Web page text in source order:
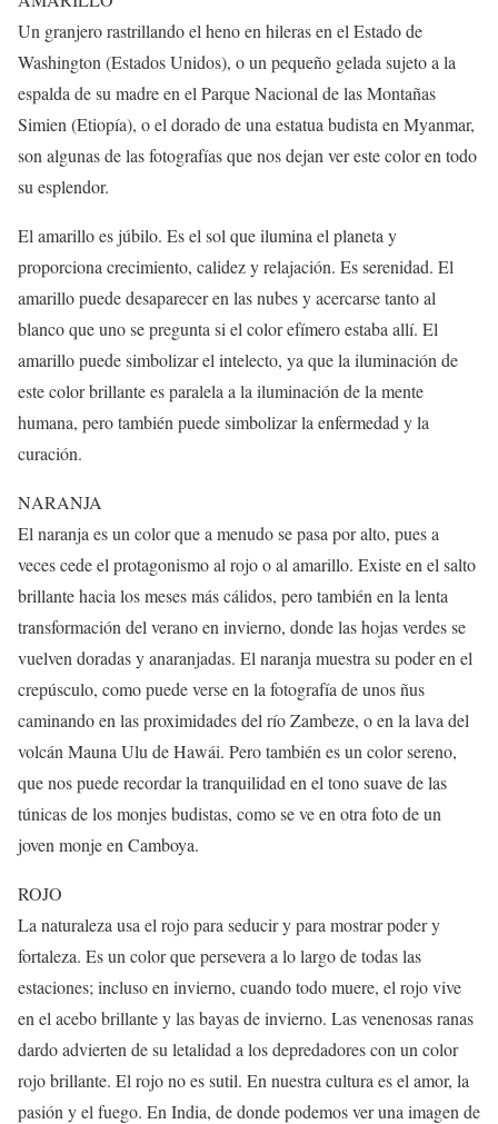
Un granjero rastrillando el heno en hileras en el Estado de
Washington (Estados Unidos), o un pequeño gelada sujeto a la
espalda de su madre en el Parque Nacional de las Montañas
Simien (Etiopía), o el dorado de una estatua budista en Myanmar,
son algunas de las fotografías que nos dejan ver este color en todo
su esplendor.
El amarillo es júbilo. Es el sol que ilumina el planeta y
proporciona crecimiento, calidez y relajación. Es serenidad. El
amarillo puede desaparecer en las nubes y acercarse tanto al
blanco que uno se pregunta si el color efímero estaba allí. El
amarillo puede simbolizar el intelecto, ya que la iluminación de
este color brillante es paralela a la iluminación de la mente
humana, pero también puede simbolizar la enfermedad y la
curación.
NARANJA
El naranja es un color que a menudo se pasa por alto, pues a
veces cede el protagonismo al rojo o al amarillo. Existe en el salto
brillante hacia los meses más cálidos, pero también en la lenta
transformación del verano en invierno, donde las hojas verdes se
vuelven doradas y anaranjadas. El naranja muestra su poder en el
crepúsculo, como puede verse en la fotografía de unos ñus
caminando en las proximidades del río Zambeze, o en la lava del
volcán Mauna Ulu de Hawái. Pero también es un color sereno,
que nos puede recordar la tranquilidad en el tono suave de las
túnicas de los monjes budistas, como se ve en otra foto de un
joven monje en Camboya.
ROJO
La naturaleza usa el rojo para seducir y para mostrar poder y
fortaleza. Es un color que persevera a lo largo de todas las
estaciones; incluso en invierno, cuando todo muere, el rojo vive
en el acebo brillante y las bayas de invierno. Las venenosas ranas
dardo advierten de su letalidad a los depredadores con un color
rojo brillante. El rojo no es sutil. En nuestra cultura es el amor, la
pasión y el fuego. En India, de donde podemos ver una imagen de